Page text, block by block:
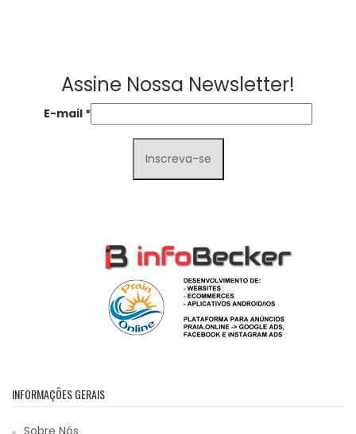
Assine Nossa Newsletter!
E-mail *
INFORMAÇÕES GERAIS